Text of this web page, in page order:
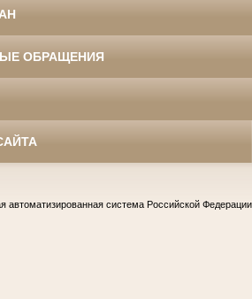
ОБРАЩЕНИЯ
автоматизированная система Российской